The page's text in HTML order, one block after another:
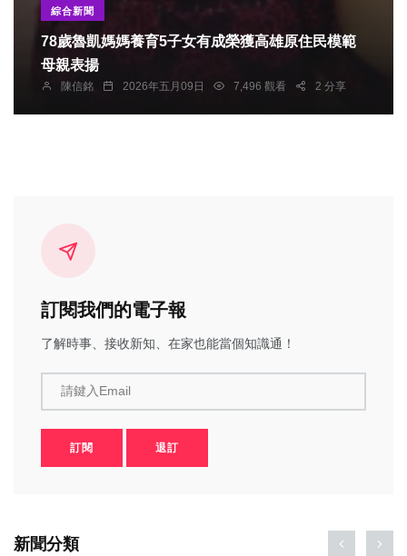
綜合新聞
78歲魯凱媽媽養育5子女有成榮獲高雄原住民模範
母親表揚
陳信銘 2026年五月09日 7,496 觀看 2 分享
訂閱我們的電子報
了解時事、接收新知、在家也能當個知識通！
請鍵入Email
訂閱 退訂
新聞分類